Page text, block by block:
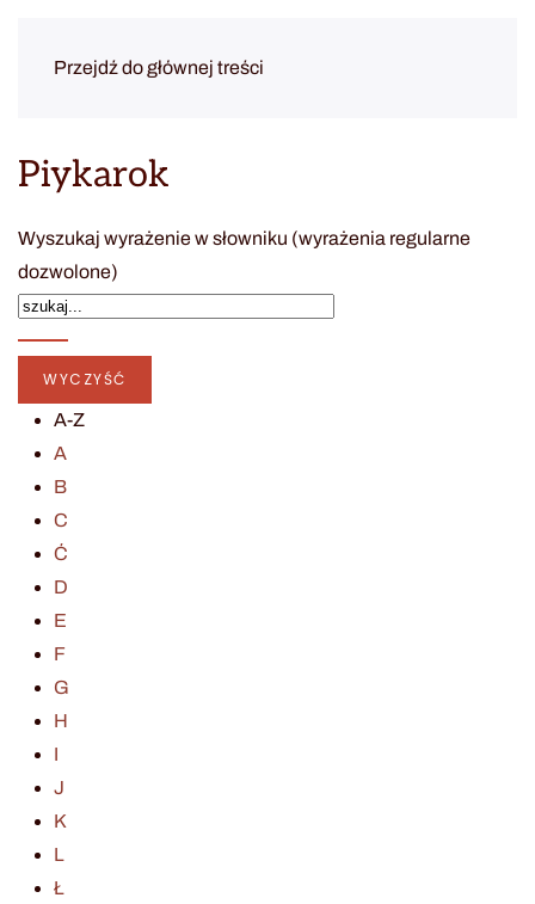
Przejdź do głównej treści
Piykarok
Wyszukaj wyrażenie w słowniku (wyrażenia regularne
dozwolone)
A-Z
A
B
C
Ć
D
E
F
G
H
I
J
K
L
Ł